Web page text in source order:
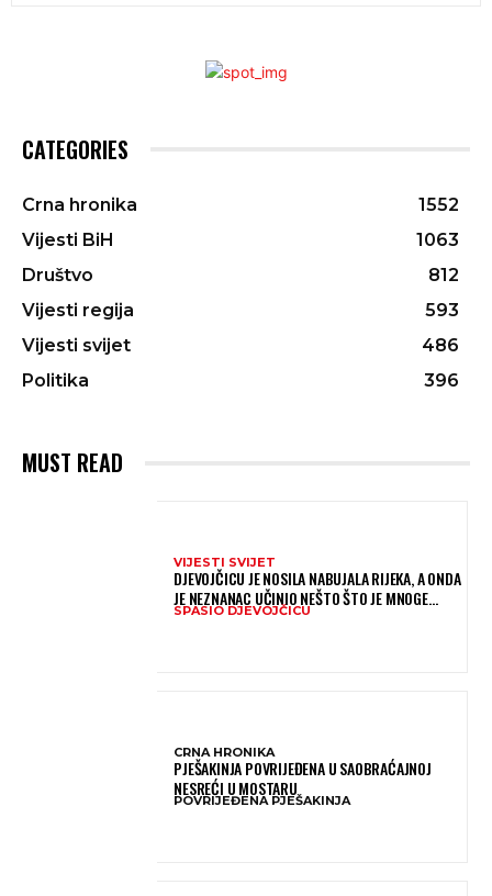
CATEGORIES
Crna hronika
1552
Vijesti BiH
1063
Društvo
812
Vijesti regija
593
Vijesti svijet
486
Politika
396
MUST READ
VIJESTI SVIJET
DJEVOJČICU JE NOSILA NABUJALA RIJEKA, A ONDA
JE NEZNANAC UČINIO NEŠTO ŠTO JE MNOGE
OSTAVILO BEZ RIJEČI
SPASIO DJEVOJČICU
CRNA HRONIKA
PJEŠAKINJA POVRIJEĐENA U SAOBRAĆAJNOJ
NESREĆI U MOSTARU
POVRIJEĐENA PJEŠAKINJA